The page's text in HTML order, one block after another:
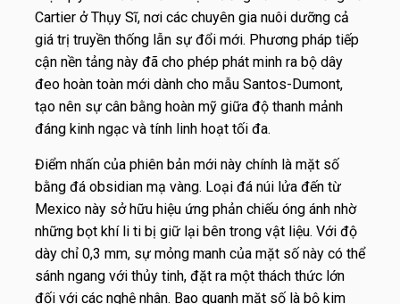
Cartier ở Thụy Sĩ, nơi các chuyên gia nuôi dưỡng cả
giá trị truyền thống lẫn sự đổi mới. Phương pháp tiếp
cận nền tảng này đã cho phép phát minh ra bộ dây
đeo hoàn toàn mới dành cho mẫu Santos-Dumont,
tạo nên sự cân bằng hoàn mỹ giữa độ thanh mảnh
đáng kinh ngạc và tính linh hoạt tối đa.
Điểm nhấn của phiên bản mới này chính là mặt số
bằng đá obsidian mạ vàng. Loại đá núi lửa đến từ
Mexico này sở hữu hiệu ứng phản chiếu óng ánh nhờ
những bọt khí li ti bị giữ lại bên trong vật liệu. Với độ
dày chỉ 0,3 mm, sự mỏng manh của mặt số này có thể
sánh ngang với thủy tinh, đặt ra một thách thức lớn
đối với các nghệ nhân. Bao quanh mặt số là bộ kim